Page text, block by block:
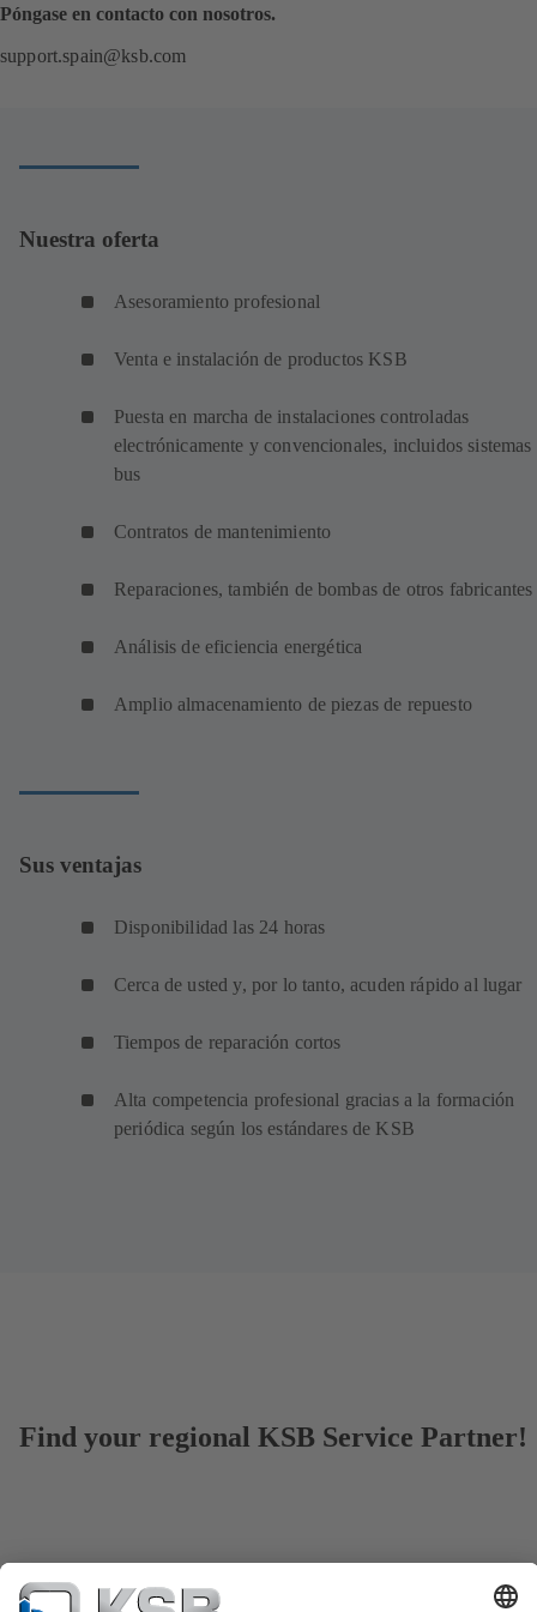
Póngase en contacto con nosotros.
support.spain@ksb.com
Nuestra oferta
Asesoramiento profesional
Venta e instalación de productos KSB
Puesta en marcha de instalaciones controladas
electrónicamente y convencionales, incluidos sistemas
bus
Contratos de mantenimiento
Reparaciones, también de bombas de otros
Análisis de eficiencia energética
Amplio almacenamiento de piezas de repuesto
Sus ventajas
Disponibilidad las 24 horas
Cerca de usted y, por lo tanto, acuden rápido al lugar
Tiempos de reparación cortos
Alta competencia profesional gracias a la formación
periódica según los estándares de KSB
Find your regional KSB Service Partner!